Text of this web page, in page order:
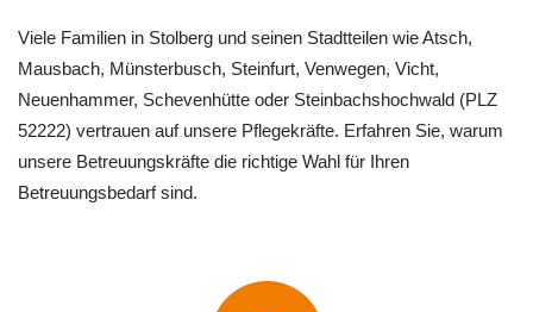
Viele Familien in Stolberg und seinen Stadtteilen wie Atsch,
Mausbach, Münsterbusch, Steinfurt, Venwegen, Vicht,
Neuenhammer, Schevenhütte oder Steinbachshochwald (PLZ
52222) vertrauen auf unsere Pflegekräfte. Erfahren Sie, warum
unsere Betreuungskräfte die richtige Wahl für Ihren
Betreuungsbedarf sind.